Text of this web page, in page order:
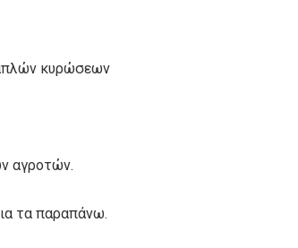
κυρώσεων
αγροτών.
τα παραπάνω.